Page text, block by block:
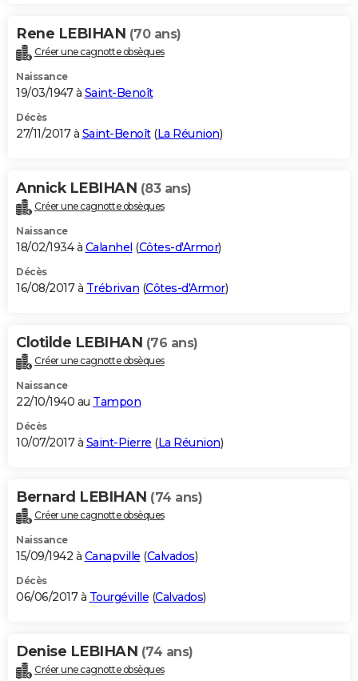
Rene LEBIHAN (70 ans)
Créer une cagnotte obsèques
Naissance
19/03/1947 à Saint-Benoît
Décès
27/11/2017 à Saint-Benoît(La Réunion)
Annick LEBIHAN (83 ans)
Créer une cagnotte obsèques
Naissance
18/02/1934 à Calanhel (Côtes-d'Armor)
Décès
16/08/2017 à Trébrivan (Côtes-d'Armor)
Clotilde LEBIHAN (76 ans)
Créer une cagnotte obsèques
Naissance
22/10/1940 au Tampon
Décès
10/07/2017 à Saint-Pierre (La Réunion)
Bernard LEBIHAN (74 ans)
Créer une cagnotte obsèques
Naissance
15/09/1942 à Canapville (Calvados)
Décès
06/06/2017 à Tourgéville (Calvados)
Denise LEBIHAN (74 ans)
Créer une cagnotte obsèques